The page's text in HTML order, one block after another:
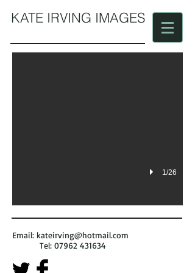
KATE IRVING IMAGES
Hastings Jazz Club
1/26
Email: kateirving@hotmail.com
Tel: 07962 431634